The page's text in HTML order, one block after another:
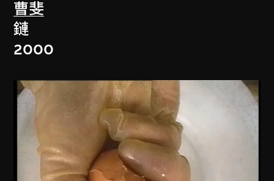
曹斐
鏈
2000